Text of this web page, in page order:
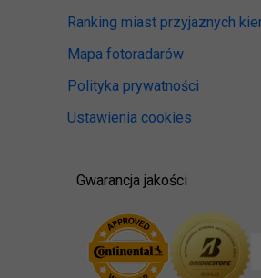
Ranking miast przyjaznych
Mapa fotoradarów
Polityka prywatności
Ustawienia cookies
Gwarancja jakości